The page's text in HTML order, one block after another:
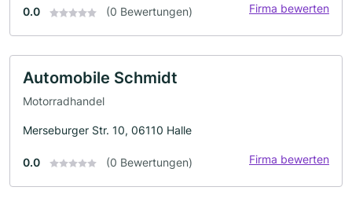
0.0 (0 Bewertungen) Firma bewerten
Automobile Schmidt
Motorradhandel
Merseburger Str. 10, 06110 Halle
0.0 (0 Bewertungen) Firma bewerten